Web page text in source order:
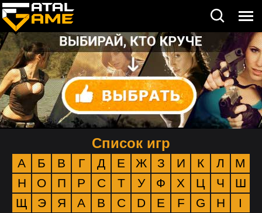
Список игр
А Б В Г Д Е Ж З И К Л
М
Н
О П Р С Т У Ф Х Ц Ч
Ш
Щ
Э Я A B C D E F G H
I